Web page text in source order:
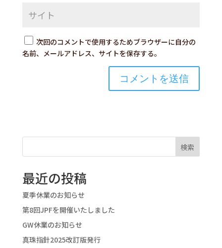
次回のコメントで使用するためブラウザーに自分の
名前、メールアドレス、サイトを保存する。
検索
最近の投稿
夏季休業のお知らせ
第8回JPFを開催いたしました
GW休業のお知らせ
真珠指針2025改訂版発行